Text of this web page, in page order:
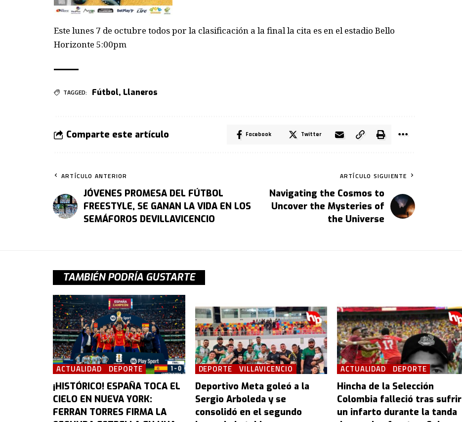
Este lunes 7 de octubre todos por la clasificación a la final la cita es en el estadio Bello
Horizonte 5:00pm
TAGGED: Fútbol, Llaneros
Comparte este artículo Facebook Twitter
ARTÍCULO ANTERIOR
JÓVENES PROMESA DEL FÚTBOL
FREESTYLE, SE GANAN LA VIDA EN LOS
SEMÁFOROS DEVILLAVICENCIO
ARTÍCULO SIGUIENTE
Navigating the Cosmos to
Uncover the Mysteries of
the Universe
TAMBIÉN PODRÍA GUSTARTE
ACTUALIDAD DEPORTE
¡HISTÓRICO! ESPAÑA TOCA EL
CIELO EN NUEVA YORK:
FERRAN TORRES FIRMA LA
DEPORTE VILLAVICENCIO
Deportivo Meta goleó a la
Sergio Arboleda y se
consolidó en el segundo
ACTUALIDAD DEPORTE
Hincha de la Selección
Colombia falleció tras sufrir
un infarto durante la tanda